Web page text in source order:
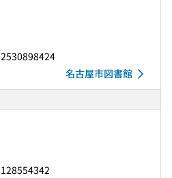
2530898424
名古屋市図書館
128554342